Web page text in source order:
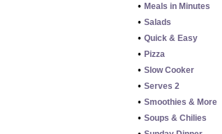
• Meals in Minutes
• Salads
• Quick & Easy
• Pizza
• Slow Cooker
• Serves 2
• Smoothies & More
• Soups & Chilies